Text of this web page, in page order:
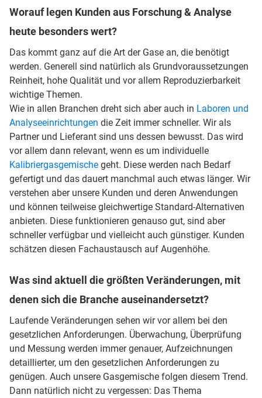
Worauf legen Kunden aus Forschung & Analyse
heute besonders wert?
Das kommt ganz auf die Art der Gase an, die benötigt
werden. Generell sind natürlich als Grundvoraussetzungen
Reinheit, hohe Qualität und vor allem Reproduzierbarkeit
wichtige Themen.
Wie in allen Branchen dreht sich aber auch in Laboren und
Analyseeinrichtungen die Zeit immer schneller. Wir als
Partner und Lieferant sind uns dessen bewusst. Das wird
vor allem dann relevant, wenn es um individuelle
Kalibriergasgemische geht. Diese werden nach Bedarf
gefertigt und das dauert manchmal auch etwas länger. Wir
verstehen aber unsere Kunden und deren Anwendungen
und können teilweise gleichwertige Standard-Alternativen
anbieten. Diese funktionieren genauso gut, sind aber
schneller verfügbar und vielleicht auch günstiger. Kunden
schätzen diesen Fachaustausch auf Augenhöhe.
Was sind aktuell die größten Veränderungen, mit
denen sich die Branche auseinandersetzt?
Laufende Veränderungen sehen wir vor allem bei den
gesetzlichen Anforderungen. Überwachung, Überprüfung
und Messung werden immer genauer, Aufzeichnungen
detaillierter, um den gesetzlichen Anforderungen zu
genügen. Auch unsere Gasgemische folgen diesem Trend.
Dann natürlich nicht zu vergessen: Das Thema